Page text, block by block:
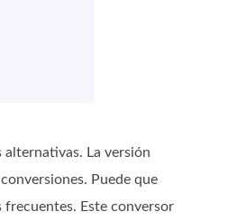
La versión
Puede que
frecuentes. Este conversor